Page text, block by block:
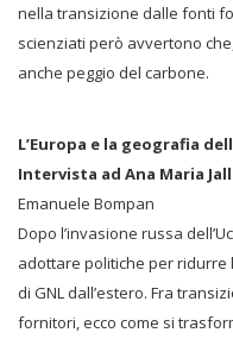
nella transizione dalle fonti
scienziati però avvertono
anche peggio del carbone.
L’Europa e la geografia
Intervista ad Ana Maria
Emanuele Bompan
Dopo l’invasione russa
adottare politiche per
di GNL dall’estero. Fra
fornitori, ecco come si